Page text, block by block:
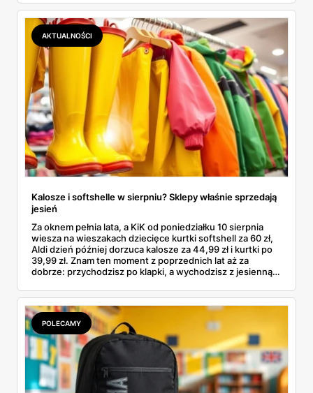
kosztuje i po czym poznać, że sprzedawca nie wciska nam
podróbki. Spisałam wszystko, czego się dowiedziałam —
łącznie z jedną wpadką, o której za chwilę.
AKTUALNOŚCI
Kalosze i softshelle w sierpniu? Sklepy właśnie sprzedają
jesień
Za oknem pełnia lata, a KiK od poniedziałku 10 sierpnia
wiesza na wieszakach dziecięce kurtki softshell za 60 zł,
Aldi dzień później dorzuca kalosze za 44,99 zł i kurtki po
39,99 zł. Znam ten moment z poprzednich lat aż za
dobrze: przychodzisz po klapki, a wychodzisz z jesienną
pojawi się w gazetkach w przyszłym tygodniu i czy jest
sens kupować jesień, zanim skończą się wakacje.
POLECAMY